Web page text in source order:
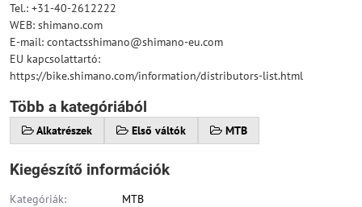
Tel.: +31-40-2612222
WEB: shimano.com
E-mail: contactsshimano@shimano-eu.com
EU kapcsolattartó:
https://bike.shimano.com/information/distributors-list.html
Több a kategóriából
Alkatrészek Első váltók MTB
Kiegészítő információk
Kategóriák: MTB